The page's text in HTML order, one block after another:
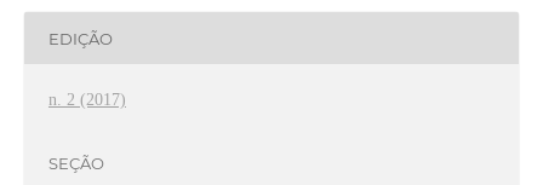
EDIÇÃO
n. 2 (2017)
SEÇÃO